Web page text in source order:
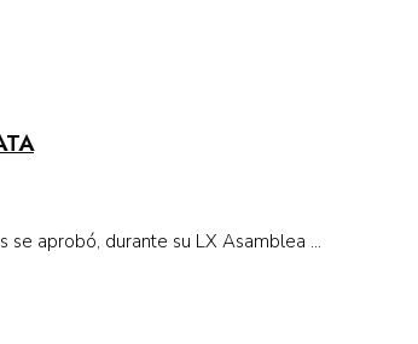
aprobó, durante su LX Asamblea ...